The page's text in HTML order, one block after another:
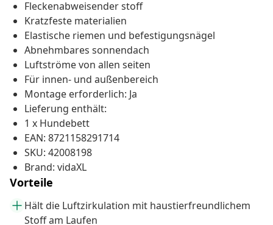
Fleckenabweisender stoff
Kratzfeste materialien
Elastische riemen und befestigungsnägel
Abnehmbares sonnendach
Luftströme von allen seiten
Für innen- und außenbereich
Montage erforderlich: Ja
Lieferung enthält:
1 x Hundebett
EAN: 8721158291714
SKU: 42008198
Brand: vidaXL
Vorteile
Hält die Luftzirkulation mit haustierfreundlichem
Stoff am Laufen